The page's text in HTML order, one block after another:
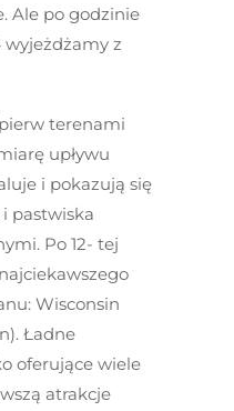
Ale po godzinie
z
terenami
upływu
i pokazują się
pastwiska
Po 12- tej
Wisconsin
Ładne
oferujące wiele
atrakcje